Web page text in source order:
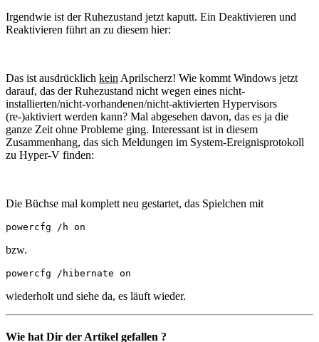
Irgendwie ist der Ruhezustand jetzt kaputt. Ein Deaktivieren und
Reaktivieren führt an zu diesem hier:
Das ist ausdrücklich kein Aprilscherz! Wie kommt Windows jetzt
darauf, das der Ruhezustand nicht wegen eines nicht-
installierten/nicht-vorhandenen/nicht-aktivierten Hypervisors
(re-)aktiviert werden kann? Mal abgesehen davon, das es ja die
ganze Zeit ohne Probleme ging. Interessant ist in diesem
Zusammenhang, das sich Meldungen im System-Ereignisprotokoll
zu Hyper-V finden:
Die Büchse mal komplett neu gestartet, das Spielchen mit
powercfg /h on
bzw.
powercfg /hibernate on
wiederholt und siehe da, es läuft wieder.
Wie hat Dir der Artikel gefallen ?